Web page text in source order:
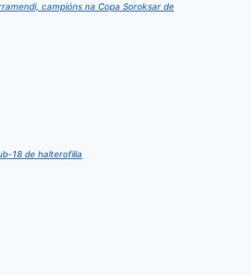
campións na Copa Soroksar de
18 de halterofilia